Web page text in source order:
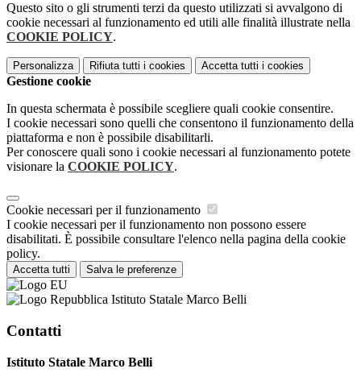
Questo sito o gli strumenti terzi da questo utilizzati si avvalgono di
cookie necessari al funzionamento ed utili alle finalità illustrate nella
COOKIE POLICY.
Personalizza Rifiuta tutti i cookies Accetta tutti i cookies
Gestione cookie
In questa schermata è possibile scegliere quali cookie consentire.
I cookie necessari sono quelli che consentono il funzionamento della
piattaforma e non è possibile disabilitarli.
Per conoscere quali sono i cookie necessari al funzionamento potete
visionare la COOKIE POLICY.
Cookie necessari per il funzionamento
I cookie necessari per il funzionamento non possono essere
disabilitati. È possibile consultare l'elenco nella pagina della cookie
policy.
Accetta tutti Salva le preferenze
Istituto Statale Marco Belli
Contatti
Istituto Statale Marco Belli